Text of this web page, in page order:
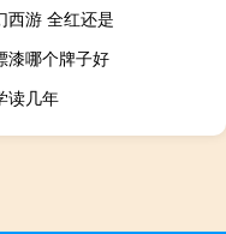
西游 全红还是
漆哪个牌子好
读几年